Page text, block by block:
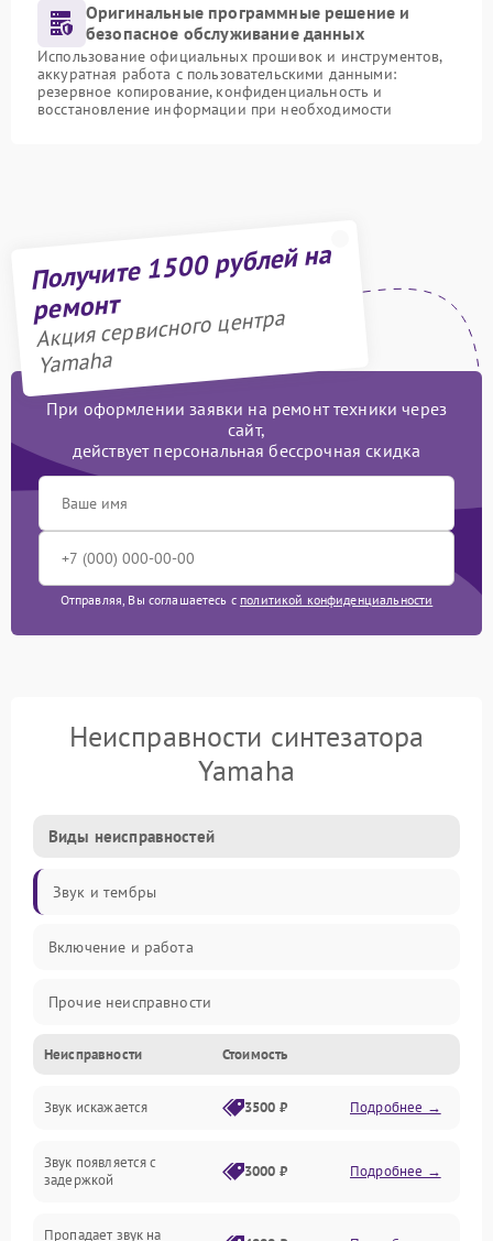
Оригинальные программные решение и
безопасное обслуживание данных
Использование официальных прошивок и инструментов,
аккуратная работа с пользовательскими данными:
резервное копирование, конфиденциальность и
восстановление информации при необходимости
Получите 1500 рублей на
ремонт
Акция сервисного центра
Yamaha
При оформлении заявки на ремонт техники через
сайт,
действует персональная бессрочная скидка
Отправляя, Вы соглашаетесь с политикой конфиденциальности
Неисправности синтезатора
Yamaha
Виды неисправностей
Звук и тембры
Включение и работа
Прочие неисправности
Управление и электроника
Клавиатура
Подключения и интерфейсы
Неисправности Стоимость
Звук искажается 3500 ₽ Подробнее →
Звук появляется с
задержкой
3000 ₽ Подробнее →
Пропадает звук на